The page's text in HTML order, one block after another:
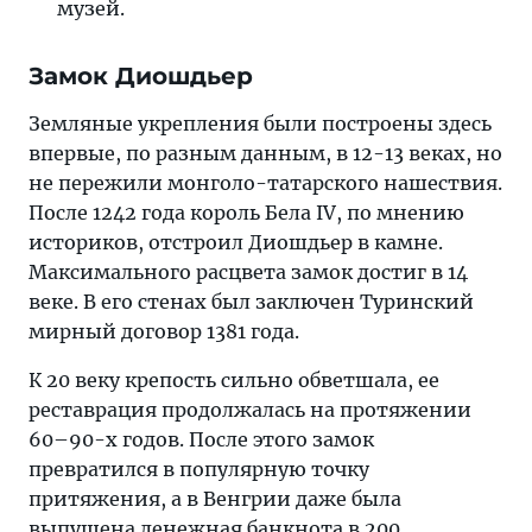
музей.
Замок Диошдьер
Земляные укрепления были построены здесь
впервые, по разным данным, в 12-13 веках, но
не пережили монголо-татарского нашествия.
После 1242 года король Бела IV, по мнению
историков, отстроил Диошдьер в камне.
Максимального расцвета замок достиг в 14
веке. В его стенах был заключен Туринский
мирный договор 1381 года.
К 20 веку крепость сильно обветшала, ее
реставрация продолжалась на протяжении
60–90-х годов. После этого замок
превратился в популярную точку
притяжения, а в Венгрии даже была